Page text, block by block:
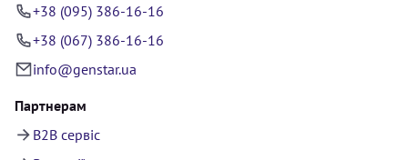
+38 (095) 386-16-16
+38 (067) 386-16-16
info@genstar.ua
Партнерам
B2B сервіс